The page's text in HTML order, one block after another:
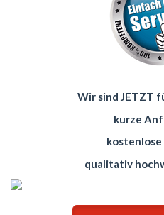
Wir sind JETZT
kurze
qualitativ